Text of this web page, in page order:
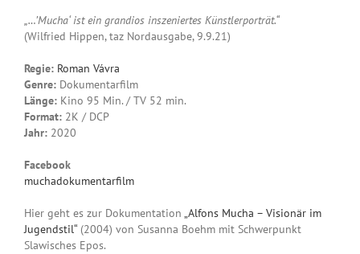
„…’Mucha‘ ist ein grandios inszeniertes Künstlerporträt.“
(Wilfried Hippen, taz Nordausgabe, 9.9.21)
Regie: Roman Vávra
Genre: Dokumentarfilm
Länge: Kino 95 Min. / TV 52 min.
Format: 2K / DCP
Jahr: 2020
Facebook
muchadokumentarfilm
Hier geht es zur Dokumentation „Alfons Mucha – Visionär im
Jugendstil“ (2004) von Susanna Boehm mit Schwerpunkt
Slawisches Epos.